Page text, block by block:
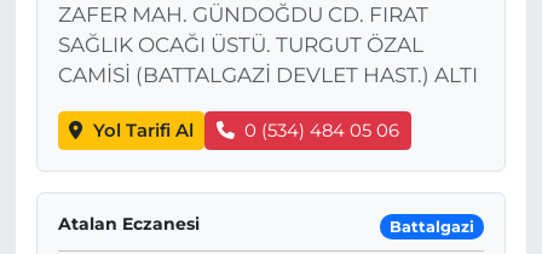
ZAFER MAH. GÜNDOĞDU CD. FIRAT
SAĞLIK OCAĞI ÜSTÜ. TURGUT ÖZAL
CAMİSİ (BATTALGAZİ DEVLET HAST.) ALTI
Yol Tarifi Al 0 (534) 484 05 06
Atalan Eczanesi Battalgazi